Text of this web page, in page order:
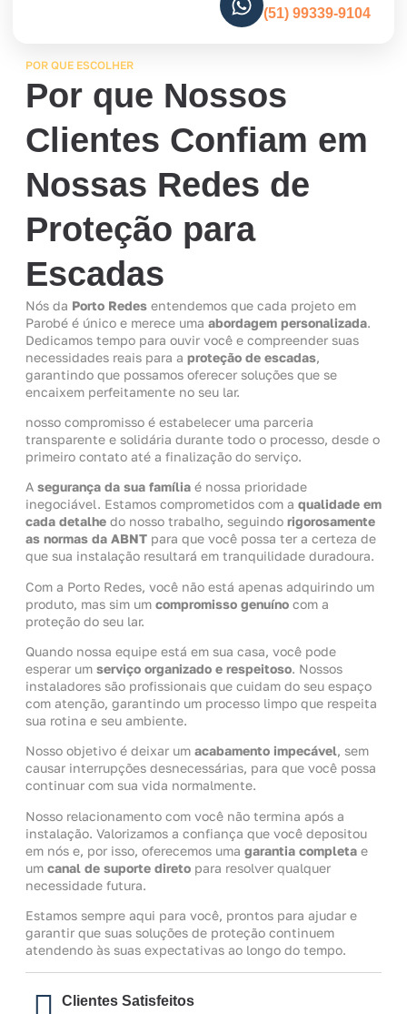
(51) 99339-9104
POR QUE ESCOLHER
Por que Nossos
Clientes Confiam em
Nossas Redes de
Proteção para
Escadas
Nós da Porto Redes entendemos que cada projeto em
Parobé é único e merece uma abordagem personalizada.
Dedicamos tempo para ouvir você e compreender suas
necessidades reais para a proteção de escadas,
garantindo que possamos oferecer soluções que se
encaixem perfeitamente no seu lar.
nosso compromisso é estabelecer uma parceria
transparente e solidária durante todo o processo, desde o
primeiro contato até a finalização do serviço.
A segurança da sua família é nossa prioridade
inegociável. Estamos comprometidos com a qualidade em
cada detalhe do nosso trabalho, seguindo rigorosamente
as normas da ABNT para que você possa ter a certeza de
que sua instalação resultará em tranquilidade duradoura.
Com a Porto Redes, você não está apenas adquirindo um
produto, mas sim um compromisso genuíno com a
proteção do seu lar.
Quando nossa equipe está em sua casa, você pode
esperar um serviço organizado e respeitoso. Nossos
instaladores são profissionais que cuidam do seu espaço
com atenção, garantindo um processo limpo que respeita
sua rotina e seu ambiente.
Nosso objetivo é deixar um acabamento impecável, sem
causar interrupções desnecessárias, para que você possa
continuar com sua vida normalmente.
Nosso relacionamento com você não termina após a
instalação. Valorizamos a confiança que você depositou
em nós e, por isso, oferecemos uma garantia completa e
um canal de suporte direto para resolver qualquer
necessidade futura.
Estamos sempre aqui para você, prontos para ajudar e
garantir que suas soluções de proteção continuem
atendendo às suas expectativas ao longo do tempo.
Clientes Satisfeitos